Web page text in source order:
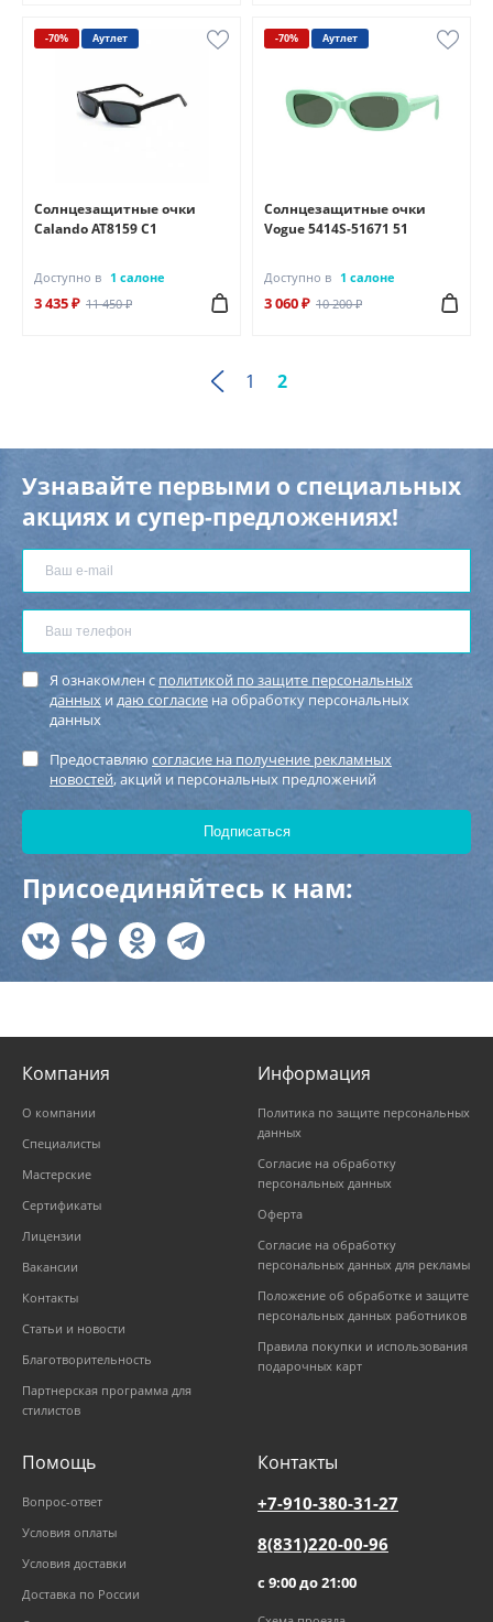
-70% Аутлет
Солнцезащитные очки
Calando AT8159 C1
Доступно в 1 салоне
3 435 ₽ 11 450 ₽
-70% Аутлет
Солнцезащитные очки
Vogue 5414S-51671 51
Доступно в 1 салоне
3 060 ₽ 10 200 ₽
1 2
Узнавайте первыми о специальных
акциях и супер-предложениях!
Я ознакомлен с политикой по защите персональных
данных идаю согласие на обработку персональных
данных
Предоставляю согласие на получение рекламных
новостей, акций и персональных предложений
Присоединяйтесь к нам:
Компания
О компании
Специалисты
Мастерские
Сертификаты
Лицензии
Вакансии
Контакты
Статьи и новости
Благотворительность
Партнерская программа для
стилистов
Информация
Политика по защите персональных
данных
Согласие на обработку
персональных данных
Оферта
Согласие на обработку
персональных данных для рекламы
Положение об обработке и защите
персональных данных работников
Правила покупки и использования
подарочных карт
Помощь
Вопрос-ответ
Условия оплаты
Условия доставки
Доставка по России
Контакты
+7-910-380-31-27
8(831)220-00-96
с 9:00 до 21:00